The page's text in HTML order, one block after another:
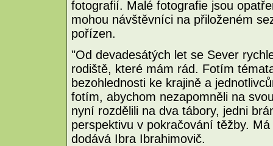
fotografií. Malé fotografie jsou
mohou návštěvníci na přiloženém
pořízen.
"Od devadesátých let se Sever
rodiště, které mám rád. Fotím
bezohlednosti ke krajině a
fotím, abychom nezapomněli na
nyní rozdělili na dva tábory, jedni
perspektivu v pokračování těžby.
dodává Ibra Ibrahimovič.